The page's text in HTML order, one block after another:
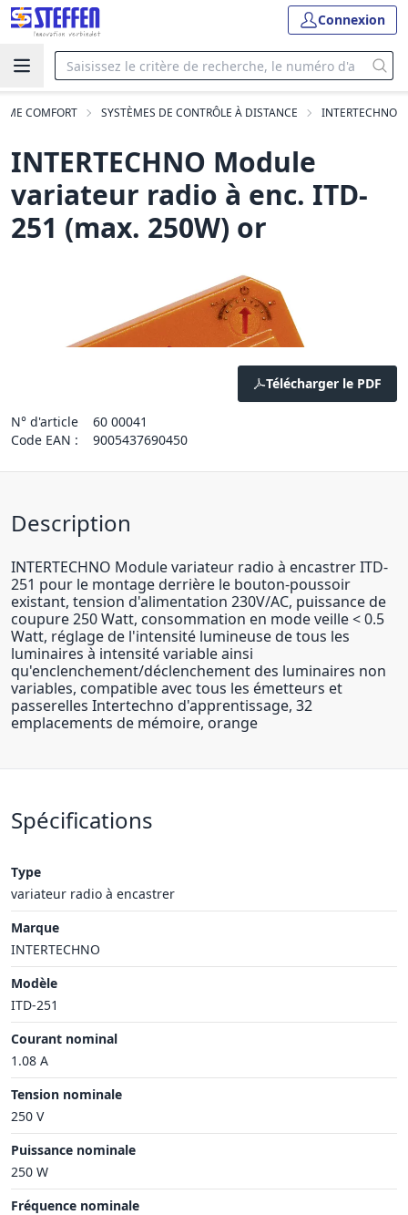
Connexion
COMFORT SYSTÈMES DE CONTRÔLE À DISTANCE INTERTECHNO
INTERTECHNO Module
variateur radio à enc. ITD-
251 (max. 250W) or
Télécharger le PDF
N° d'article
60 00041
Code EAN :
9005437690450
Description
INTERTECHNO Module variateur radio à encastrer ITD-
251 pour le montage derrière le bouton-poussoir
existant, tension d'alimentation 230V/AC, puissance de
coupure 250 Watt, consommation en mode veille < 0.5
Watt, réglage de l'intensité lumineuse de tous les
luminaires à intensité variable ainsi
qu'enclenchement/déclenchement des luminaires non
variables, compatible avec tous les émetteurs et
passerelles Intertechno d'apprentissage, 32
emplacements de mémoire, orange
Spécifications
Type
variateur radio à encastrer
Marque
INTERTECHNO
Modèle
ITD-251
Courant nominal
1.08 A
Tension nominale
250 V
Puissance nominale
250 W
Fréquence nominale